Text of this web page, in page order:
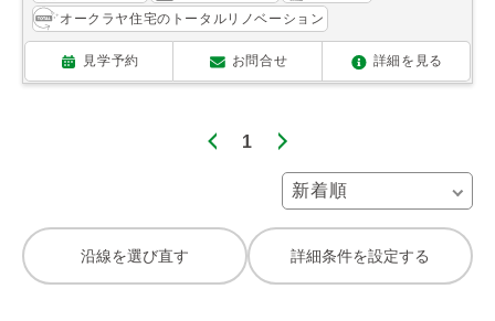
オークラヤ住宅のトータルリノベーション
見学予約 お問合せ 詳細を見る
1
沿線を選び直す 詳細条件を設定する